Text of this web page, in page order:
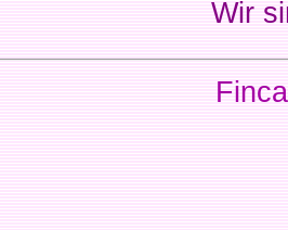
Wir